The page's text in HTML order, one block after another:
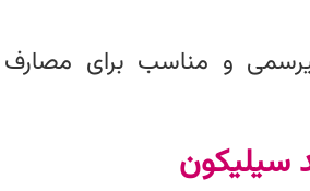
و مناسب برای مصارف
سیلیکون